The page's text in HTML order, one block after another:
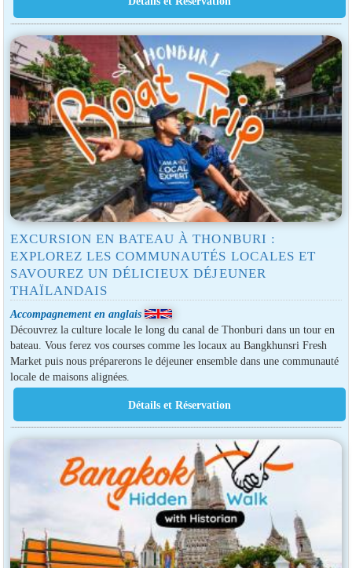
EXCURSION EN BATEAU À THONBURI :
EXPLOREZ LES COMMUNAUTÉS LOCALES ET
SAVOUREZ UN DÉLICIEUX DÉJEUNER
THAÏLANDAIS
Accompagnement en anglais
Découvrez la culture locale le long du canal de Thonburi dans un tour en
bateau. Vous ferez vos courses comme les locaux au Bangkhunsri Fresh
Market puis nous préparerons le déjeuner ensemble dans une communauté
locale de maisons alignées.